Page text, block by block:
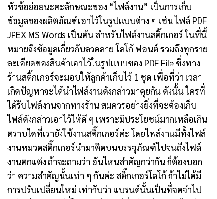
หัวข้อย่อยนะคะลักษณะของ “ไฟล์งาน” เป็นการเก็บ
ข้อมูลของผลิตภัณฑ์เอาไว้ในรูปแบบต่าง ๆ เช่น ไฟล์ PDF
JPEX MS Words เป็นต้น สำหรับไฟล์งานสติ๊กเกอร์ ในที่นี้
หมายถึงข้อมูลเกี่ยวกับลวดลาย โลโก้ ฟอนต์ รวมถึงทุกราย
ละเอียดของสินค้าเอาไว้ในรูปแบบของ PDF File ซึ่งทาง
ร้านสติ๊กเกอร์จะมอบให้ลูกค้าเก็บไว้ 1 ชุด เพื่อที่ว่า เวลา
เกิดปัญหาจะได้นำไฟล์งานดังกล่าวมาคุยกัน ดังนั้น ใครที่
ได้รับไฟล์งานจากทางร้าน สมควรอย่างยิ่งที่จะต้องเก็บ
ไฟล์ดังกล่าวเอาไว้ให้ดี ๆ เพราะมีประโยชน์มากเหลือเกิน
ตราบใดที่เรายังใช้งานสติ๊กเกอร์ค่ะ โดยไฟล์งานมีทั้งไฟล์
งานหมวดสติ๊กเกอร์นำมาติดบนบรรจุภัณฑ์ไปจนถึงไฟล์
งานตกแต่ง ถ้าจะถามว่า อันไหนสำคัญกว่ากัน ก็ต้องบอก
ว่า ความสำคัญนั้นเท่า ๆ กันค่ะ สติ๊กเกอร์โลโก้ ถ้าไม่ได้มี
การปรับเปลี่ยนใหม่ เท่ากับว่า แบรนด์นั้นเป็นที่จดจำไป